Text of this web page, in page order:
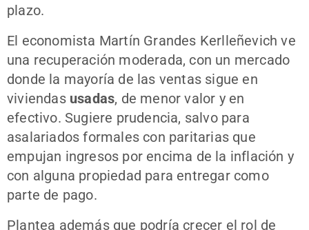
plazo.
El economista Martín Grandes Kerlleñevich ve
una recuperación moderada, con un mercado
donde la mayoría de las ventas sigue en
viviendas usadas, de menor valor y en
efectivo. Sugiere prudencia, salvo para
asalariados formales con paritarias que
empujan ingresos por encima de la inflación y
con alguna propiedad para entregar como
parte de pago.
Plantea además que podría crecer el rol de